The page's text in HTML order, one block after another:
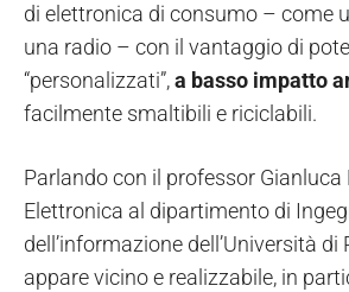
di elettronica di consumo – come
una radio – con il vantaggio di
“personalizzati”,a basso impatto
facilmente smaltibili e riciclabili.
Parlando con il professor Gianluca
Elettronica al dipartimento di
dell’informazione dell’Università
appare vicino e realizzabile, in